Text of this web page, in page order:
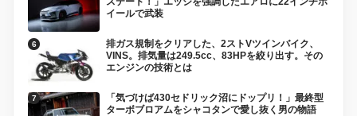
イールで武装
排ガス規制をクリアした、2ストVツインバイク、
VINS。排気量は249.5cc、83HPを絞り出す。その
エンジンの技術とは
「気づけば430セドリック沼にドップリ！」最終型
ターボブロアムをシャコタンで愛し抜く男の物語